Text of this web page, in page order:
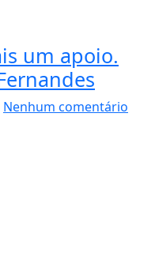
um apoio.
Nenhum comentário